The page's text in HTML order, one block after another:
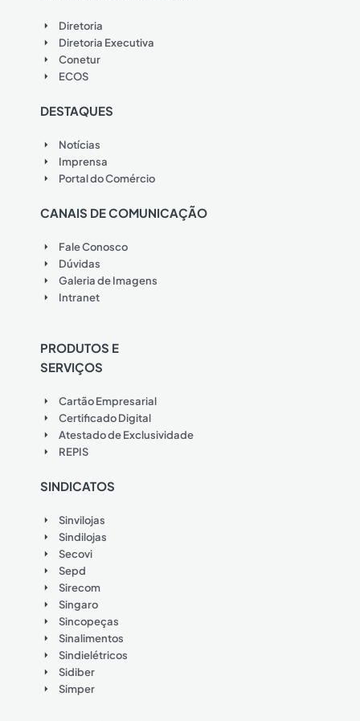
Diretoria
Diretoria Executiva
Conetur
ECOS
DESTAQUES
Notícias
Imprensa
Portal do Comércio
CANAIS DE COMUNICAÇÃO
Fale Conosco
Dúvidas
Galeria de Imagens
Intranet
PRODUTOS E
SERVIÇOS
Cartão Empresarial
Certificado Digital
Atestado de Exclusividade
REPIS
SINDICATOS
Sinvilojas
Sindilojas
Secovi
Sepd
Sirecom
Singaro
Sincopeças
Sinalimentos
Sindielétricos
Sidiber
Simper